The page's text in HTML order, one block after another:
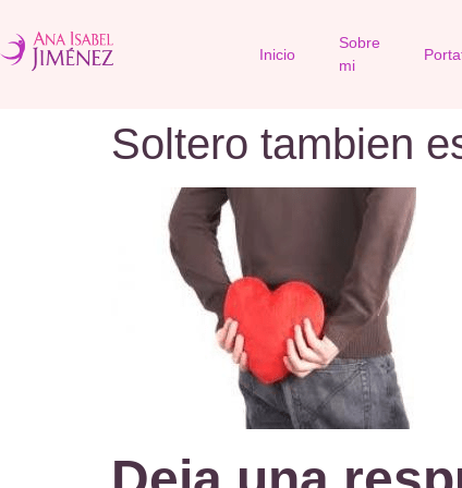
Inicio
Sobre
mi
Soltero tambien